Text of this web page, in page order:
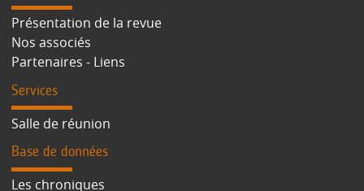
Présentation de la revue
Nos associés
Partenaires - Liens
Services
Salle de réunion
Base de données
Les chroniques